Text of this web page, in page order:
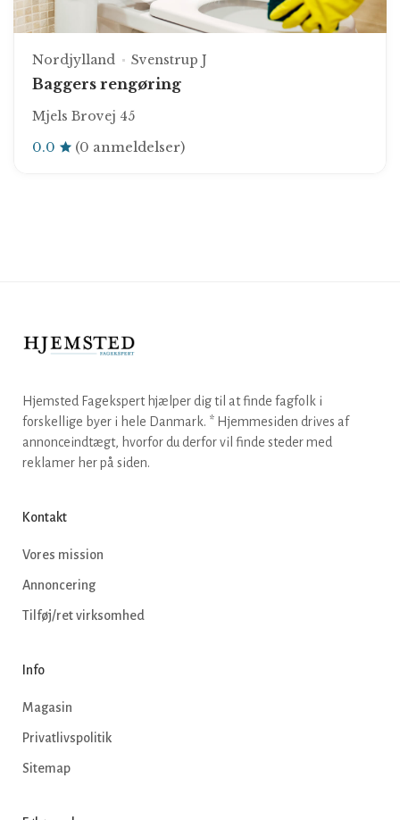
Nordjylland Svenstrup J
Baggers rengøring
Mjels Brovej 45
0.0 (0 anmeldelser)
Hjemsted Fagekspert hjælper dig til at finde fagfolk i
forskellige byer i hele Danmark. * Hjemmesiden drives af
annonceindtægt, hvorfor du derfor vil finde steder med
reklamer her på siden.
Kontakt
Vores mission
Annoncering
Tilføj/ret virksomhed
Info
Magasin
Privatlivspolitik
Sitemap